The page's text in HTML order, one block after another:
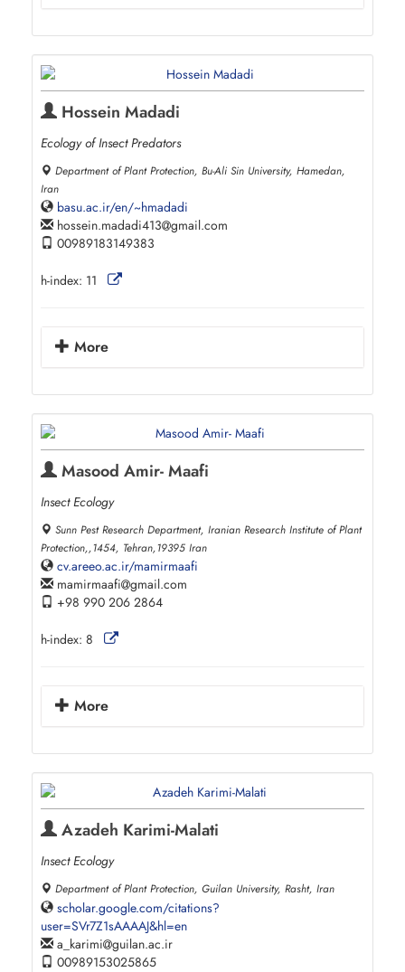
Hossein Madadi
Ecology of Insect Predators
Department of Plant Protection, Bu-Ali Sin University, Hamedan,
Iran
basu.ac.ir/en/~hmadadi
hossein.madadi413 gmail.com
00989183149383
h-index: 11
More
Masood Amir- Maafi
Insect Ecology
Sunn Pest Research Department, Iranian Research Institute of Plant
Protection,,1454, Tehran,19395 Iran
cv.areeo.ac.ir/mamirmaafi
mamirmaafi gmail.com
+98 990 206 2864
h-index: 8
More
Azadeh Karimi-Malati
Insect Ecology
Department of Plant Protection, Guilan University, Rasht, Iran
scholar.google.com/citations?
user=SVr7Z1sAAAAJ&hl=en
a_karimi guilan.ac.ir
00989153025865